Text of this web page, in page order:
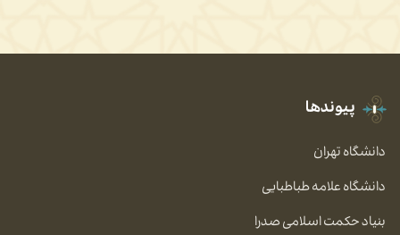
پیوندها
دانشگاه تهران
دانشگاه علامه طباطبایی
بنیاد حکمت اسلامی صدرا